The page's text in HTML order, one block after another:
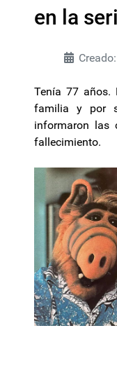
en la
Tenía 77 años.
familia y por
informaron las
fallecimiento.